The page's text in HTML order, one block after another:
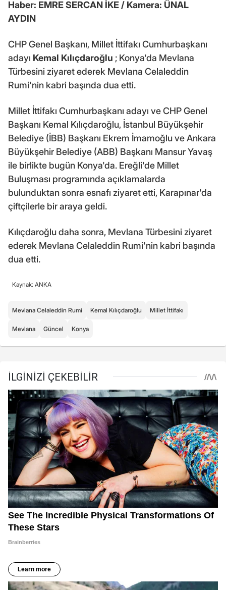
Haber: EMRE SERCAN İKE / Kamera: ÜNAL
AYDIN
CHP Genel Başkanı, Millet İttifakı Cumhurbaşkanı
adayı Kemal Kılıçdaroğlu ; Konya'da Mevlana
Türbesini ziyaret ederek Mevlana Celaleddin
Rumi'nin kabri başında dua etti.
Millet İttifakı Cumhurbaşkanı adayı ve CHP Genel
Başkanı Kemal Kılıçdaroğlu, İstanbul Büyükşehir
Belediye (İBB) Başkanı Ekrem İmamoğlu ve Ankara
Büyükşehir Belediye (ABB) Başkanı Mansur Yavaş
ile birlikte bugün Konya'da. Ereğli'de Millet
Buluşması programında açıklamalarda
bulunduktan sonra esnafı ziyaret etti, Karapınar'da
çiftçilerle bir araya geldi.
Kılıçdaroğlu daha sonra, Mevlana Türbesini ziyaret
ederek Mevlana Celaleddin Rumi'nin kabri başında
dua etti.
Kaynak: ANKA
Mevlana Celaleddin Rumi Kemal Kılıçdaroğlu Millet İttifakı
Mevlana Güncel Konya